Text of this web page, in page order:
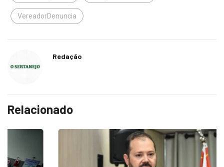
VereadorDenuncia
Redação
Relacionado